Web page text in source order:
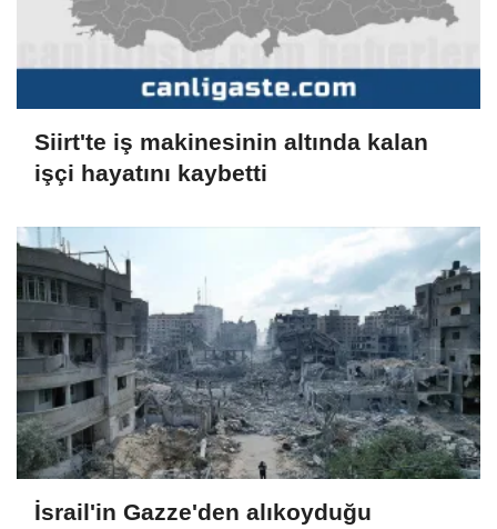
Siirt'te iş makinesinin altında kalan
işçi hayatını kaybetti
İsrail'in Gazze'den alıkoyduğu